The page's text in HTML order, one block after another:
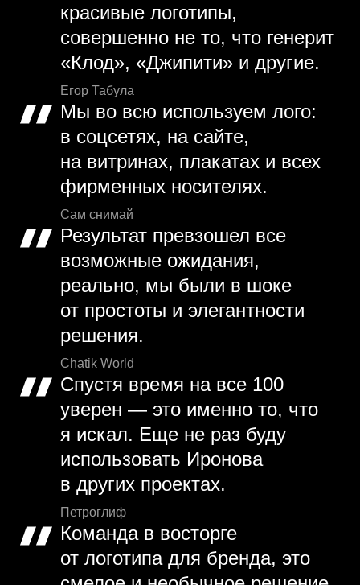
красивые логотипы,
совершенно не то, что генерит
«Клод», «Джипити» и другие.
Егор Табула
Мы во всю используем лого:
в соцсетях, на сайте,
на витринах, плакатах и всех
фирменных носителях.
Сам снимай
Результат превзошел все
возможные ожидания,
реально, мы были в шоке
от простоты и элегантности
решения.
Chatik World
Спустя время на все 100
уверен — это именно то, что
я искал. Еще не раз буду
использовать Иронова
в других проектах.
Петроглиф
Команда в восторге
от логотипа для бренда, это